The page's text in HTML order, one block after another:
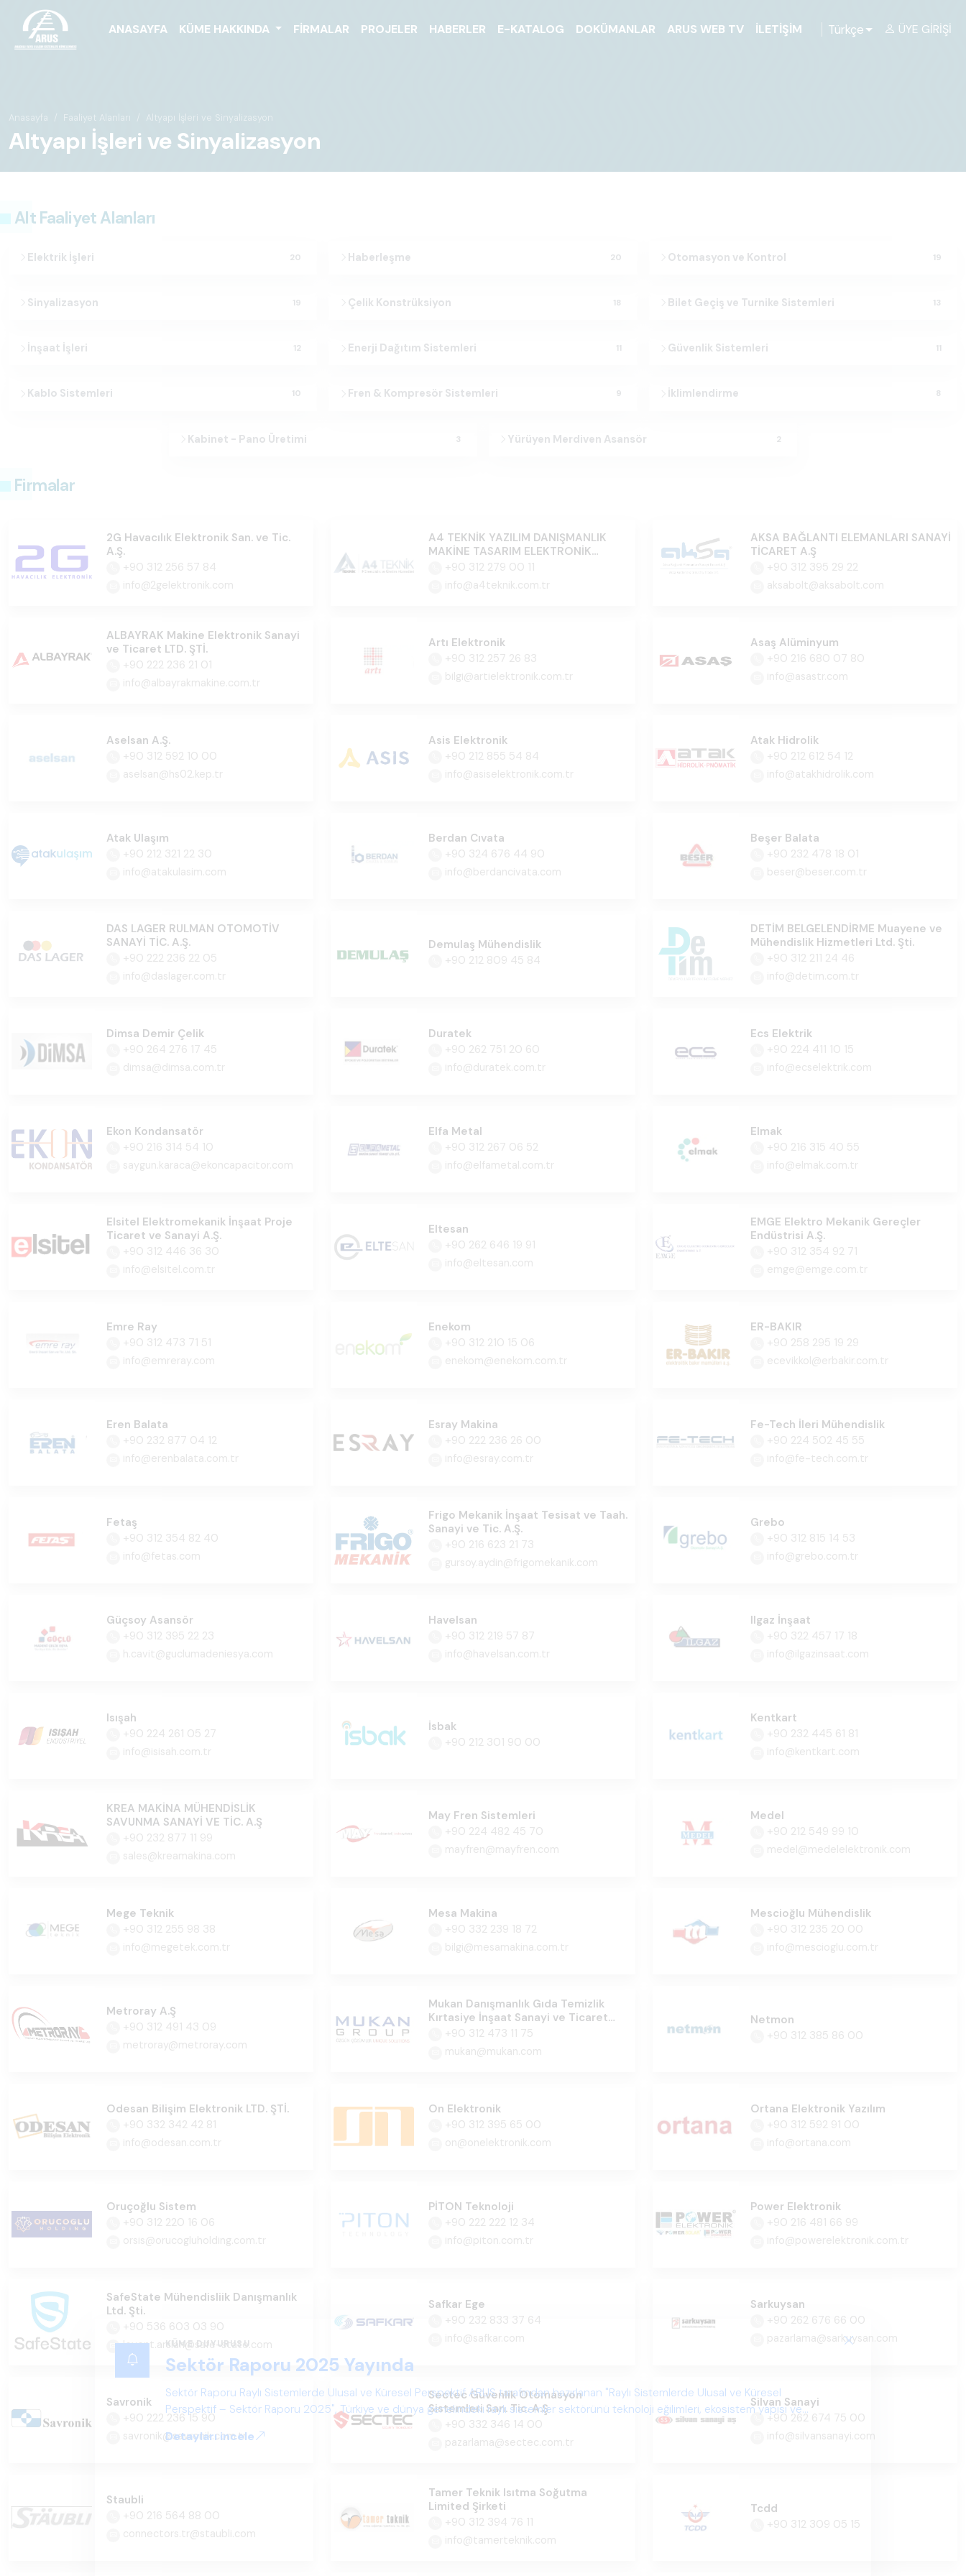
ANASAYFA KÜME HAKKINDA FIRMALAR PROJELER HABERLER E-KATALOG DOKÜMANLAR ARUS WEB TV İLETIŞIM Türkçe ÜYE GIRIŞI
Anasayfa Faaliyet Alanları Altyapı İşleri ve Sinyalizasyon
Altyapı İşleri ve Sinyalizasyon
Alt Faaliyet Alanları
Elektrik İşleri 20 Haberleşme 20 Otomasyon ve Kontrol 19
Sinyalizasyon 19 Çelik Konstrüksiyon 18 Bilet Geçiş ve Turnike Sistemleri 13
İnşaat İşleri 12 Enerji Dağıtım Sistemleri 11 Güvenlik Sistemleri 11
Kablo Sistemleri 10 Fren & Kompresör Sistemleri 9 İklimlendirme 8
Kabinet - Pano Üretimi 3 Yürüyen Merdiven Asansör 2
Firmalar
2G Havacılık Elektronik San. ve Tic.
A.Ş.
+90 312 256 57 84
info@2gelektronik.com
A4 TEKNİK YAZILIM DANIŞMANLIK
MAKİNE TASARIM ELEKTRONİK
İTH.İHR.SAN.TİC.LTD.ŞTİ.
+90 312 279 00 11
info@a4teknik.com.tr
AKSA BAĞLANTI ELEMANLARI SANAYİ
TİCARET A.Ş
+90 312 395 29 22
aksabolt@aksabolt.com
ALBAYRAK Makine Elektronik Sanayi
ve Ticaret LTD. ŞTİ.
+90 222 236 21 01
info@albayrakmakine.com.tr
Artı Elektronik
+90 312 257 26 83
bilgi@artielektronik.com.tr
Asaş Alüminyum
+90 216 680 07 80
info@asastr.com
Aselsan A.Ş.
+90 312 592 10 00
aselsan@hs02.kep.tr
Asis Elektronik
+90 212 855 54 84
info@asiselektronik.com.tr
Atak Hidrolik
+90 212 612 54 12
info@atakhidrolik.com
Atak Ulaşım
+90 212 321 22 30
info@atakulasim.com
Berdan Cıvata
+90 324 676 44 90
info@berdancivata.com
Beşer Balata
+90 232 478 18 01
beser@beser.com.tr
DAS LAGER RULMAN OTOMOTİV
SANAYİ TİC. A.Ş.
+90 222 236 22 05
info@daslager.com.tr
Demulaş Mühendislik
+90 212 809 45 84
DETİM BELGELENDİRME Muayene ve
Mühendislik Hizmetleri Ltd. Şti.
+90 312 211 24 46
info@detim.com.tr
Dimsa Demir Çelik
+90 264 276 17 45
dimsa@dimsa.com.tr
Duratek
+90 262 751 20 60
info@duratek.com.tr
Ecs Elektrik
+90 224 411 10 15
info@ecselektrik.com
Ekon Kondansatör
+90 216 314 54 10
saygun.karaca@ekoncapacitor.com
Elfa Metal
+90 312 267 06 52
info@elfametal.com.tr
Elmak
+90 216 315 40 55
info@elmak.com.tr
Elsitel Elektromekanik İnşaat Proje
Ticaret ve Sanayi A.Ş.
+90 312 446 36 30
info@elsitel.com.tr
Eltesan
+90 262 646 19 91
info@eltesan.com
EMGE Elektro Mekanik Gereçler
Endüstrisi A.Ş.
+90 312 354 92 71
emge@emge.com.tr
Emre Ray
+90 312 473 71 51
info@emreray.com
Enekom
+90 312 210 15 06
enekom@enekom.com.tr
ER-BAKIR
+90 258 295 19 29
ecevikkol@erbakir.com.tr
Eren Balata
+90 232 877 04 12
info@erenbalata.com.tr
Esray Makina
+90 222 236 26 00
info@esray.com.tr
Fe-Tech İleri Mühendislik
+90 224 502 45 55
info@fe-tech.com.tr
Fetaş
+90 312 354 82 40
info@fetas.com
Frigo Mekanik İnşaat Tesisat ve Taah.
Sanayi ve Tic. A.Ş.
+90 216 623 21 73
gursoy.aydin@frigomekanik.com
Grebo
+90 312 815 14 53
info@grebo.com.tr
Güçsoy Asansör
+90 312 395 22 23
h.cavit@guclumadeniesya.com
Havelsan
+90 312 219 57 87
info@havelsan.com.tr
Ilgaz İnşaat
+90 322 457 17 18
info@ilgazinsaat.com
Isışah
+90 224 261 05 27
info@isisah.com.tr
İsbak
+90 212 301 90 00
Kentkart
+90 232 445 61 81
info@kentkart.com
KREA MAKİNA MÜHENDİSLİK
SAVUNMA SANAYİ VE TİC. A.Ş
+90 232 877 11 99
sales@kreamakina.com
May Fren Sistemleri
+90 224 482 45 70
mayfren@mayfren.com
Medel
+90 212 549 99 10
medel@medelelektronik.com
Mege Teknik
+90 312 255 98 38
info@megetek.com.tr
Mesa Makina
+90 332 239 18 72
bilgi@mesamakina.com.tr
Mescioğlu Mühendislik
+90 312 235 20 00
info@mescioglu.com.tr
Metroray A.Ş
+90 312 491 43 09
metroray@metroray.com
Mukan Danışmanlık Gıda Temizlik
Kırtasiye İnşaat Sanayi ve Ticaret
Ltd.Şti
+90 312 473 11 75
mukan@mukan.com
Netmon
+90 312 385 86 00
Odesan Bilişim Elektronik LTD. ŞTİ.
+90 332 342 42 81
info@odesan.com.tr
On Elektronik
+90 312 395 65 00
on@onelektronik.com
Ortana Elektronik Yazılım
+90 312 592 91 00
info@ortana.com
Oruçoğlu Sistem
+90 312 220 16 06
orsis@orucogluholding.com.tr
PİTON Teknoloji
+90 222 222 12 34
info@piton.com.tr
Power Elektronik
+90 216 481 66 99
info@powerelektronik.com.tr
SafeState Mühendisliik Danışmanlık
Ltd. Şti.
+90 536 603 03 90
levent.arslan@safe-state.com
Safkar Ege
+90 232 833 37 64
info@safkar.com
Sarkuysan
+90 262 676 66 00
pazarlama@sarkuysan.com
Savronik
+90 222 236 15 90
savronik@savronik.com.tr
Sectec Güvenlik Otomasyon
Sistemleri San. Tic. A.Ş
+90 332 346 14 00
pazarlama@sectec.com.tr
Silvan Sanayi
+90 262 674 75 00
info@silvansanayi.com
Staubli
+90 216 564 88 00
connectors.tr@staubli.com
Tamer Teknik Isıtma Soğutma
Limited Şirketi
+90 312 394 76 11
info@tamerteknik.com
Tcdd
+90 312 309 05 15
KÜME DUYURUSU
Sektör Raporu 2025 Yayında
Sektör Raporu Raylı Sistemlerde Ulusal ve Küresel Perspektif ARUS tarafından hazırlanan "Raylı Sistemlerde Ulusal ve Küresel
Perspektif – Sektör Raporu 2025", Türkiye ve dünya genelindeki raylı sistemler sektörünü teknoloji eğilimleri, ekosistem yapısı ve
gelecek perspektifi açısından kapsamlı biçimde ele alan bir referans çalışmasıdır.
Detayları incele